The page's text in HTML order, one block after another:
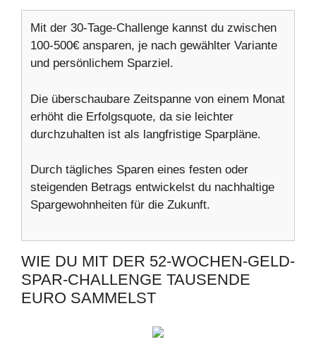
Mit der 30-Tage-Challenge kannst du zwischen
100-500€ ansparen, je nach gewählter Variante
und persönlichem Sparziel.
Die überschaubare Zeitspanne von einem Monat
erhöht die Erfolgsquote, da sie leichter
durchzuhalten ist als langfristige Sparpläne.
Durch tägliches Sparen eines festen oder
steigenden Betrags entwickelst du nachhaltige
Spargewohnheiten für die Zukunft.
WIE DU MIT DER 52-WOCHEN-GELD-
SPAR-CHALLENGE TAUSENDE
EURO SAMMELST